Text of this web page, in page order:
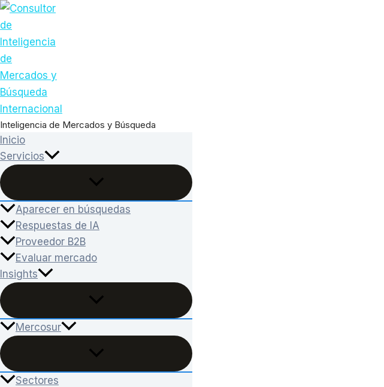
Ir
al
contenido
Inteligencia de Mercados y Búsqueda
Inicio
Servicios
Aparecer en búsquedas
Respuestas de IA
Proveedor B2B
Evaluar mercado
Insights
Mercosur
Sectores